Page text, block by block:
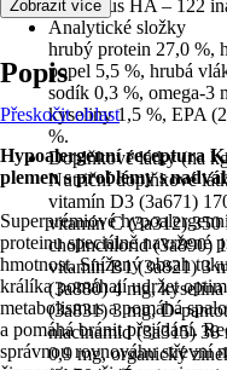
helveticus HA – 122
Analytické složky
hrubý protein 27,0 %,
popel 5,5 %, hrubá
sodík 0,3 %, omega-3
kyseliny 1,5 %, EPA
%.
Doplňkové látky (na
Nutriční doplňkové
vitamín D3 (3a671)
vitamín C (3a312) 350
cholinchlorid (3a890)
vitamín B1 (3a821) 3
(3a880) 4 mg,
(3a831) 3 mg, D-
niacinamid (3a315)
0,9 mg, organický
Zobrazit více
Popis
Přeskočit oblast
Hypoalergenní receptura
plemen s problémy s
Superprémiové
proteinu speciálně navržené
hmotnost. Snížený obsah
králíka pomáhají udržet
metabolismus a pomáhá
a pomáhá bránit přejídání.
správnou rovnováhu střevní